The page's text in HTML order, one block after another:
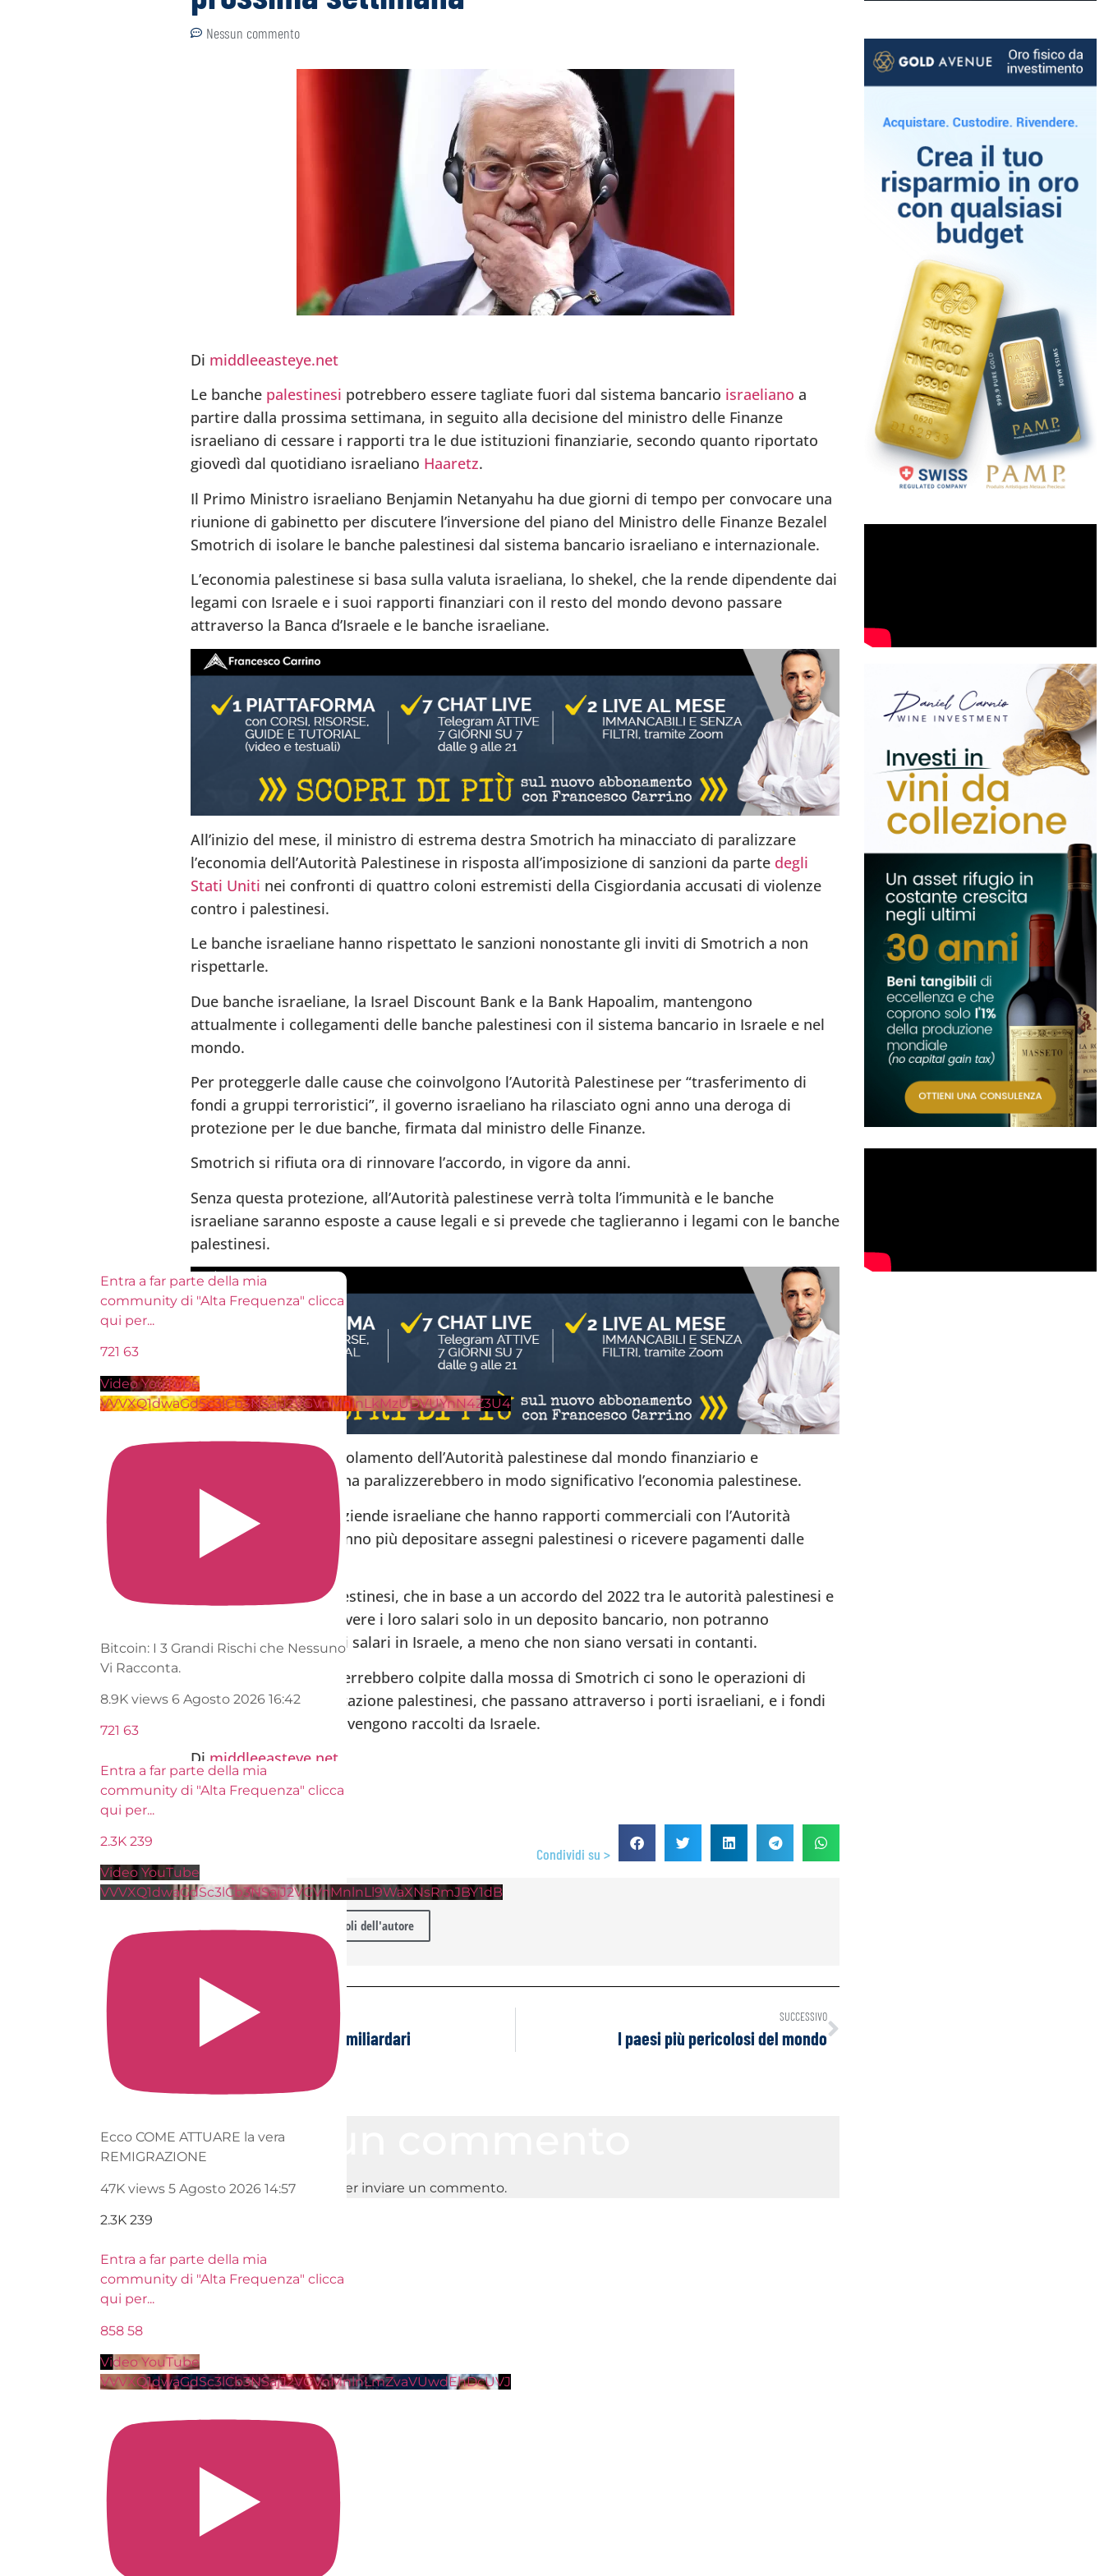
Nessun commento
Di middleeasteye.net
Le banche palestinesi potrebbero essere tagliate fuori dal sistema bancario israeliano a
partire dalla prossima settimana, in seguito alla decisione del ministro delle Finanze
israeliano di cessare i rapporti tra le due istituzioni finanziarie, secondo quanto riportato
giovedì dal quotidiano israeliano Haaretz.
Il Primo Ministro israeliano Benjamin Netanyahu ha due giorni di tempo per convocare una
riunione di gabinetto per discutere l’inversione del piano del Ministro delle Finanze Bezalel
Smotrich di isolare le banche palestinesi dal sistema bancario israeliano e internazionale.
L’economia palestinese si basa sulla valuta israeliana, lo shekel, che la rende dipendente dai
legami con Israele e i suoi rapporti finanziari con il resto del mondo devono passare
attraverso la Banca d’Israele e le banche israeliane.
All’inizio del mese, il ministro di estrema destra Smotrich ha minacciato di paralizzare
l’economia dell’Autorità Palestinese in risposta all’imposizione di sanzioni da parte degli
Stati Uniti nei confronti di quattro coloni estremisti della Cisgiordania accusati di violenze
contro i palestinesi.
Le banche israeliane hanno rispettato le sanzioni nonostante gli inviti di Smotrich a non
rispettarle.
Due banche israeliane, la Israel Discount Bank e la Bank Hapoalim, mantengono
attualmente i collegamenti delle banche palestinesi con il sistema bancario in Israele e nel
mondo.
Per proteggerle dalle cause che coinvolgono l’Autorità Palestinese per “trasferimento di
fondi a gruppi terroristici”, il governo israeliano ha rilasciato ogni anno una deroga di
protezione per le due banche, firmata dal ministro delle Finanze.
Smotrich si rifiuta ora di rinnovare l’accordo, in vigore da anni.
Senza questa protezione, all’Autorità palestinese verrà tolta l’immunità e le banche
israeliane saranno esposte a cause legali e si prevede che taglieranno i legami con le banche
palestinesi.
Le conseguenze dell’isolamento dell’Autorità palestinese dal mondo finanziario e
dall’economia israeliana paralizzerebbero in modo significativo l’economia palestinese.
Secondo Haaretz, le aziende israeliane che hanno rapporti commerciali con l’Autorità
palestinese non potranno più depositare assegni palestinesi o ricevere pagamenti dalle
banche palestinesi.
Anche i lavoratori palestinesi, che in base a un accordo del 2022 tra le autorità palestinesi e
israeliane devono ricevere i loro salari solo in un deposito bancario, non potranno
continuare a ricevere i salari in Israele, a meno che non siano versati in contanti.
Tra le altre aree che verrebbero colpite dalla mossa di Smotrich ci sono le operazioni di
esportazione e importazione palestinesi, che passano attraverso i porti israeliani, e i fondi
fiscali palestinesi, che vengono raccolti da Israele.
Di middleeasteye.net
Condividi su >
Tutti gli articoli dell'autore
PRECEDENTE
Indice Bloomberg dei miliardari
SUCCESSIVO
I paesi più pericolosi del mondo
Lascia un commento
Devi essereconnesso per inviare un commento.
Entra a far parte della mia
community di "Alta Frequenza" clicca
qui per...
721 63
Video YouTube
VVVXQ1dwaGdSc3lCb3NSajJ2VGVnMnlnLkMzUDVUYnN4Z3U4
Bitcoin: I 3 Grandi Rischi che Nessuno
Vi Racconta.
8.9K views 6 Agosto 2026 16:42
721 63
Entra a far parte della mia
community di "Alta Frequenza" clicca
qui per...
2.3K 239
Video YouTube
VVVXQ1dwaGdSc3lCb3NSajJ2VGVnMnlnLl9WaXNsRmJBY1dB
Ecco COME ATTUARE la vera
REMIGRAZIONE
47K views 5 Agosto 2026 14:57
2.3K 239
Entra a far parte della mia
community di "Alta Frequenza" clicca
qui per...
858 58
Video YouTube
VVVXQ1dwaGdSc3lCb3NSajJ2VGVnMnlnLmZvaVUwdEhDcUVJ